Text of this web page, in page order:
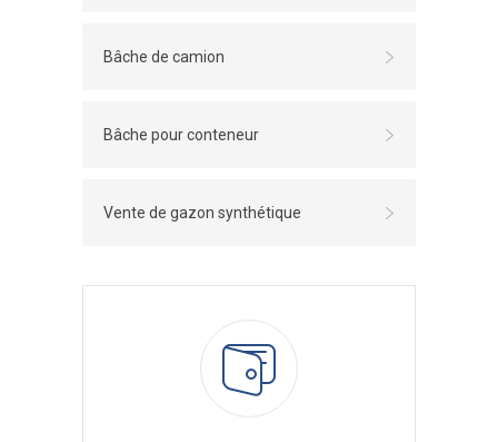
Bâche de camion
Bâche pour conteneur
Vente de gazon synthétique